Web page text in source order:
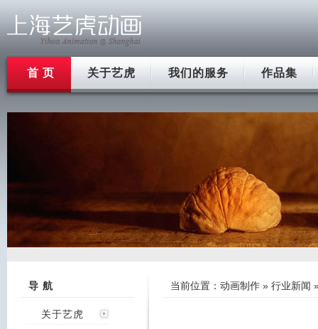
首 页 关于艺虎 我们的服务 作品集
导 航
关于艺虎
当前位置： 动画制作 » 行业新闻